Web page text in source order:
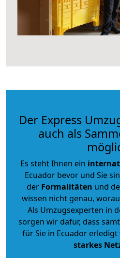
Der Express
auch als
Es steht Ihnen ein
Ecuador bevor und Sie
der Formalitäten und
wissen nicht genau,
Als Umzugsexperten in
sorgen wir dafür, dass
für Sie in Ecuador
starkes